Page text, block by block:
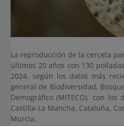
La reproducción de la cerceta
últimos 20 años con 130
2024, según los datos más
general de Biodiversidad,
Demográfico (MITECO), con
Castilla-La Mancha, Cataluña,
Murcia.